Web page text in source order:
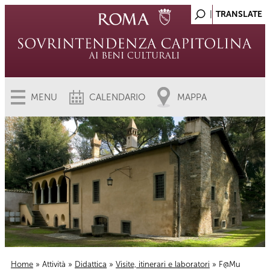
MENU CALENDARIO MAPPA
Home » Attività » Didattica » Visite, itinerari e laboratori » F@Mu